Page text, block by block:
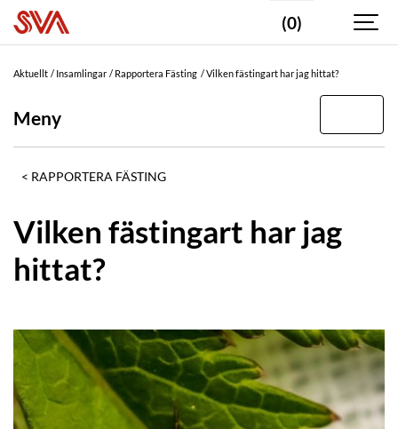
(0)
Aktuellt Insamlingar Rapportera Fästing Vilken fästingart har jag hittat?
Meny
RAPPORTERA FÄSTING
Vilken fästingart har jag
hittat?